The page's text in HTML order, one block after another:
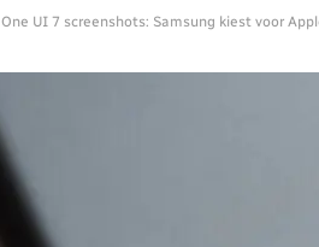
One UI 7 screenshots: Samsung kiest voor